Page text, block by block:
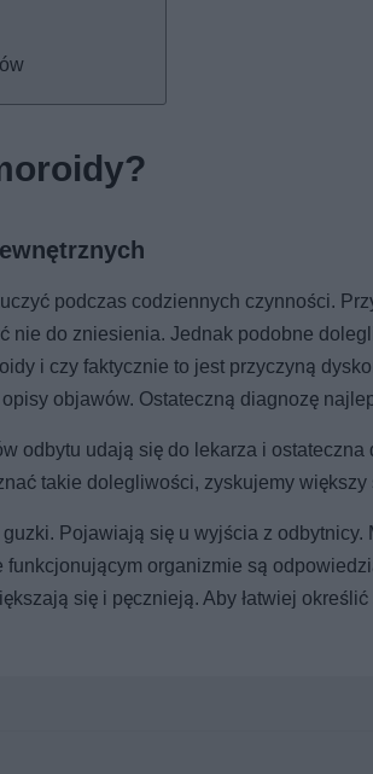
podczas codziennych czynności.
nie do zniesienia. Jednak podobne
i czy faktycznie to jest przyczyną
objawów. Ostateczną diagnozę
odbytu udają się do lekarza i
takie dolegliwości, zyskujemy
Pojawiają się u wyjścia z
organizmie są
się i pęcznieją. Aby łatwiej